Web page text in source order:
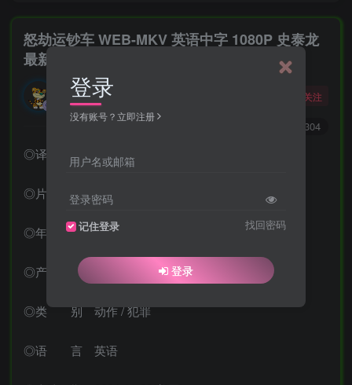
怒劫运钞车 WEB-MKV 英语中字 1080P 史泰龙
最新动作枪战
勇敢的大野狼
酒醒只在花前坐，酒醉还来花下眠。
关注
1304
◎译 名 怒劫运钞车 / 装甲车
◎片 名 Armor
◎年 代 2024
◎产 地 美国
◎类 别 动作 / 犯罪
◎语 言 英语
登录
没有账号？立即注册
用户名或邮箱
登录密码
记住登录 找回密码
登录